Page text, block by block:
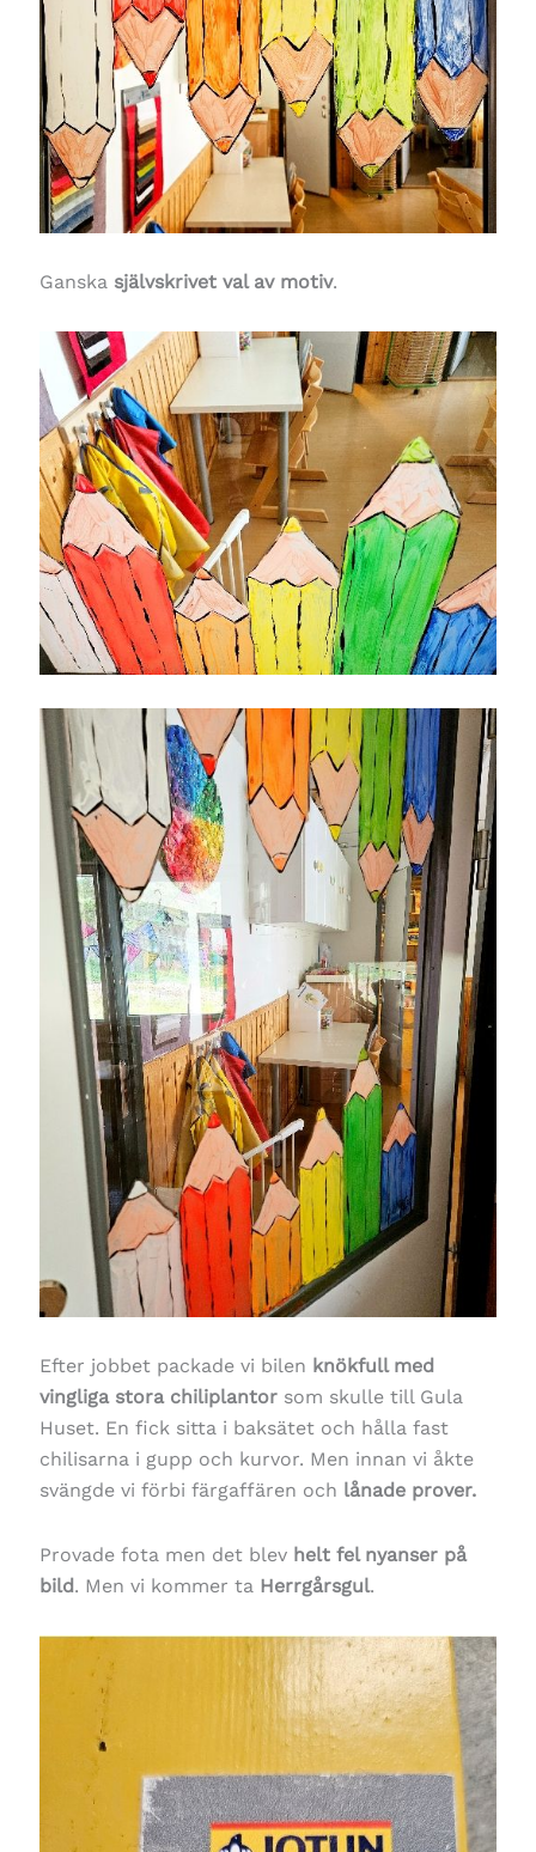
Ganska självskrivet val av motiv.
Efter jobbet packade vi bilen knökfull med
vingliga stora chiliplantorsom skulle till Gula
Huset. En fick sitta i baksätet och hålla fast
chilisarna i gupp och kurvor. Men innan vi åkte
svängde vi förbi färgaffären och lånade prover.
Provade fota men det blev helt fel nyanser på
bild. Men vi kommer ta Herrgårsgul.